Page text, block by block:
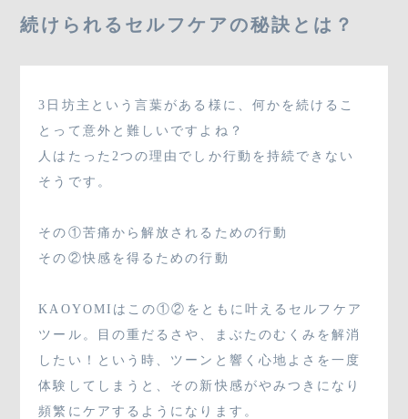
続けられるセルフケアの秘訣とは？
3日坊主という言葉がある様に、何かを続けるこ
とって意外と難しいですよね？
人はたった2つの理由でしか行動を持続できない
そうです。
その①苦痛から解放されるための行動
その②快感を得るための行動
KAOYOMIはこの①②をともに叶えるセルフケア
ツール。目の重だるさや、まぶたのむくみを解消
したい！という時、ツーンと響く心地よさを一度
体験してしまうと、その新快感がやみつきになり
頻繁にケアするようになります。
03-3796-8880
SHOP